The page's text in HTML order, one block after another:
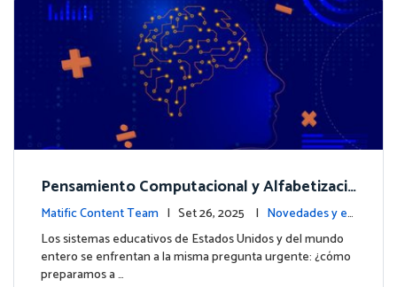
Pensamiento Computacional y Alfabetizaci
ón en Datos: Por qué las Matemáticas debe
n liderar el camino
Matific Content Team | Set 26, 2025 | Novedades y ev
entos
Los sistemas educativos de Estados Unidos y del mundo
entero se enfrentan a la misma pregunta urgente: ¿cómo
preparamos a …